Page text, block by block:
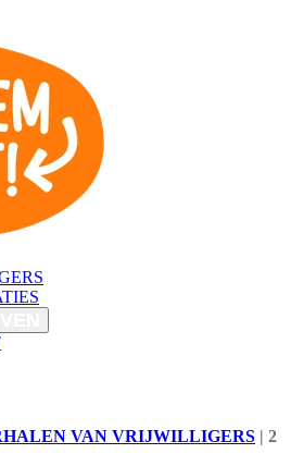
VAN VRIJWILLIGERS | 2